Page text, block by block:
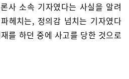
사 소속 기자였다는 사실을 알려
헤치는, 정의감 넘치는 기자였다
를 하던 중에 사고를 당한 것으로